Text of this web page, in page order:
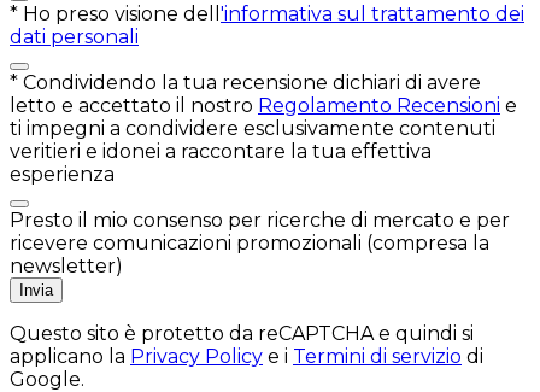
* Ho preso visione dell 'informativa sul trattamento dei
dati personali
* Condividendo la tua recensione dichiari di avere
letto e accettato il nostro Regolamento Recensioni e
ti impegni a condividere esclusivamente contenuti
veritieri e idonei a raccontare la tua effettiva
esperienza
Presto il mio consenso per ricerche di mercato e per
ricevere comunicazioni promozionali (compresa la
newsletter)
Invia
Questo sito è protetto da reCAPTCHA e quindi si
applicano la Privacy Policy e i Termini di servizio di
Google.